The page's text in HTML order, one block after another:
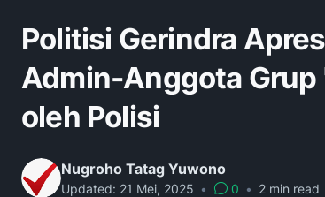
Politisi Gerindra
Admin-Anggota Grup
oleh Polisi
Nugroho Tatag Yuwono
Updated: 21 Mei, 2025 • 0 • 2 min read